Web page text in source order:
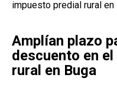
Amplían plazo
descuento en
rural en Buga